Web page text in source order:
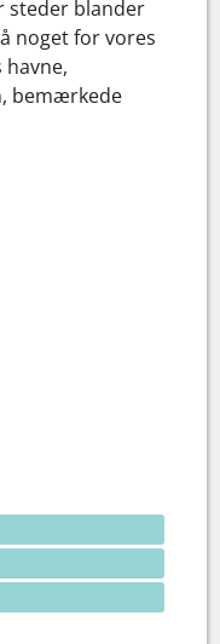
steder blander
noget for vores
bemærkede